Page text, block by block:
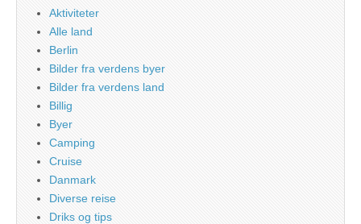
Aktiviteter
Alle land
Berlin
Bilder fra verdens byer
Bilder fra verdens land
Billig
Byer
Camping
Cruise
Danmark
Diverse reise
Driks og tips